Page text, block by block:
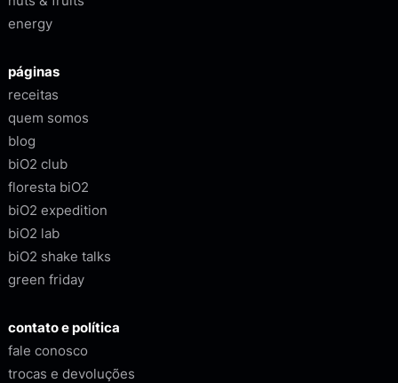
energy
páginas
receitas
quem somos
blog
biO2 club
floresta biO2
biO2 expedition
biO2 lab
biO2 shake talks
green friday
contato e política
fale conosco
trocas e devoluções